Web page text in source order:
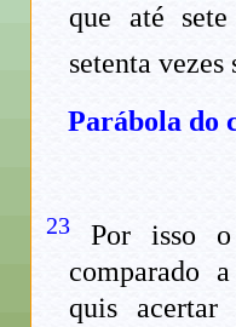
que até
setenta
Parábola do
23 Por isso
comparado
quis acertar